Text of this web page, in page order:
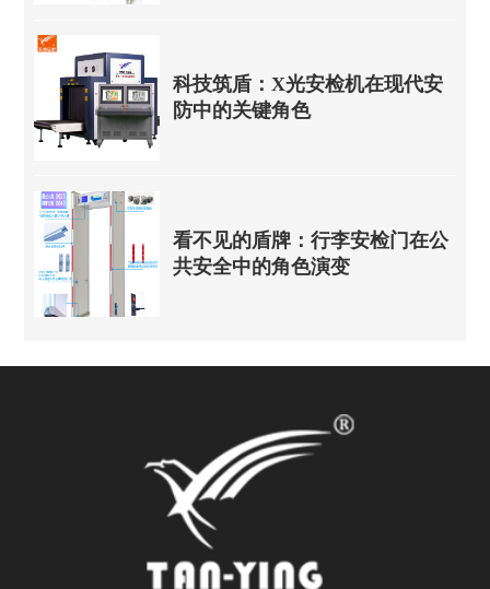
科技筑盾：X光安检机在现代安
防中的关键角色
看不见的盾牌：行李安检门在公
共安全中的角色演变